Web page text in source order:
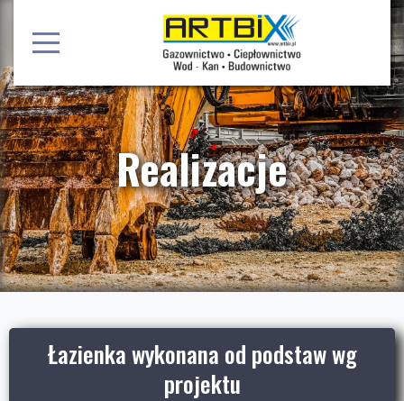
Realizacje
Łazienka wykonana od podstaw wg
projektu